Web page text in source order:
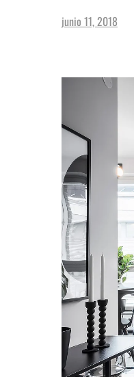
junio 11, 2018